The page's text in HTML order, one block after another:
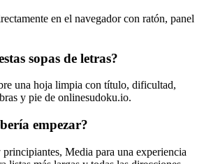
en el navegador con ratón, panel
sopas de letras?
una hoja limpia con título, dificultad,
y pie de onlinesudoku.io.
empezar?
Media para una experiencia